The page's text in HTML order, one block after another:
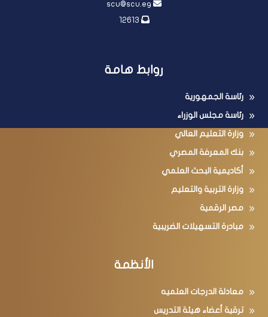
روابط هامة
رئاسة الجمهورية
رئاسة مجلس الوزراء
وزارة التعليم العالي
بنك المعرفة المصري
أكاديمية البحث العلمي
وزارة التربية والتعليم
مصر الرقمية
مبادرة التسهيلات الضريبية
الأنظمة
معادلة الدرجات العلميه
ترقية أعضاء هيئة التدريس